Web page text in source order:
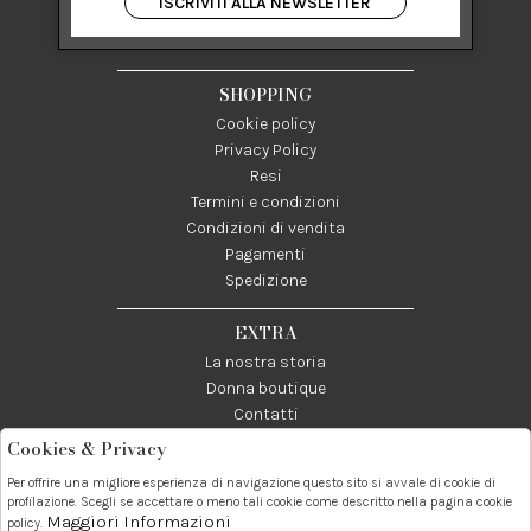
84122 Salerno Italia
P IVA 03024950655
SHOPPING
Cookie policy
Privacy Policy
Resi
Termini e condizioni
Condizioni di vendita
Pagamenti
Spedizione
EXTRA
La nostra storia
Donna boutique
Contatti
Telefono:
089237858
Whatsapp:
3338855601
Contatti:
info@donna1981.it
Cookies & Privacy
Per offrire una migliore esperienza di navigazione questo sito si avvale di cookie di
profilazione. Scegli se accettare o meno tali cookie come descritto nella pagina cookie
policy. Maggiori Informazioni